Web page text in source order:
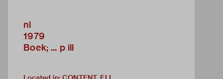
nl
1979
Boek; ... p ill